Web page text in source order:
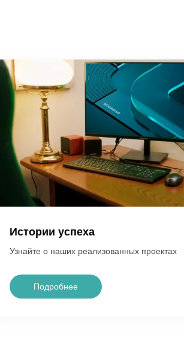
Истории успеха
Узнайте о наших реализованных проектах
Подробнее